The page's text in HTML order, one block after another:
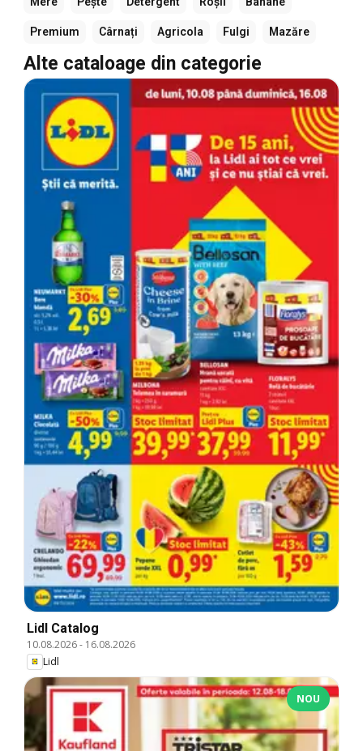
Premium Cârnați Agricola Fulgi Mazăre
Alte cataloage din categorie
Lidl Catalog
10.08.2026- 16.08.2026
Lidl
NOU